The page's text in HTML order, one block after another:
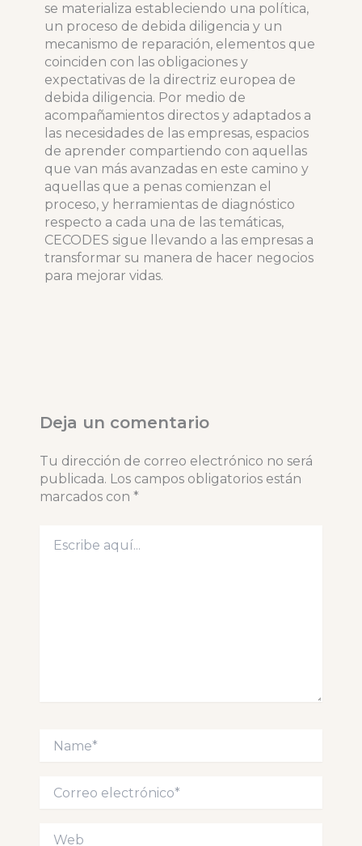
se materializa estableciendo una política,
un proceso de debida diligencia y un
mecanismo de reparación, elementos que
coinciden con las obligaciones y
expectativas de la directriz europea de
debida diligencia. Por medio de
acompañamientos directos y adaptados a
las necesidades de las empresas, espacios
de aprender compartiendo con aquellas
que van más avanzadas en este camino y
aquellas que a penas comienzan el
proceso, y herramientas de diagnóstico
respecto a cada una de las temáticas,
CECODES sigue llevando a las empresas a
transformar su manera de hacer negocios
para mejorar vidas.
Deja un comentario
Tu dirección de correo electrónico no será
publicada. Los campos obligatorios están
marcados con *
aquí...
electrónico*